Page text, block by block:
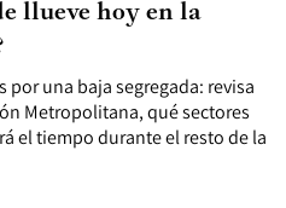
por una baja segregada: revisa
Metropolitana, qué sectores
el tiempo durante el resto de la
llueve hoy en la